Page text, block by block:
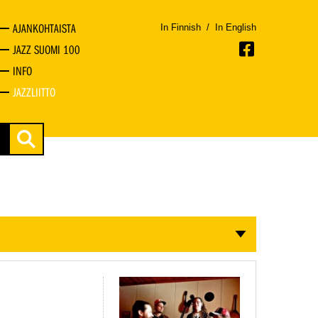
AJANKOHTAISTA
JAZZ SUOMI 100
INFO
JAZZLIITTO
In Finnish / In English